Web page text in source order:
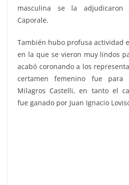
masculina se la
Caporale.
También hubo profusa actividad
en la que se vieron muy lindos
acabó coronando a los
certamen femenino fue para
Milagros Castelli, en tanto el
fue ganado por Juan Ignacio